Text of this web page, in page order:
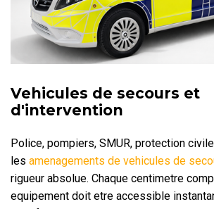
Vehicules de secours et
d'intervention
Police, pompiers, SMUR, protection
les amenagements de vehicules de
rigueur absolue. Chaque centimetre
equipement doit etre accessible